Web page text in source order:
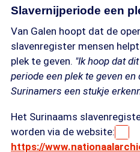
Slavernijperiode een
Van Galen hoopt dat de
slavenregister mensen
plek te geven. "Ik hoop dat
periode een plek te geven
Surinamers een stukje
Het Surinaams
worden via de website:
https://